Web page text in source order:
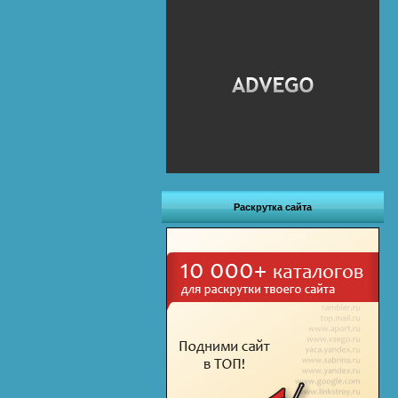
Раскрутка сайта